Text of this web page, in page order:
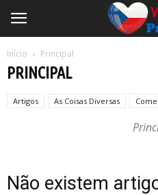
Início Principal
PRINCIPAL
Artigos As Coisas Diversas
Não existem